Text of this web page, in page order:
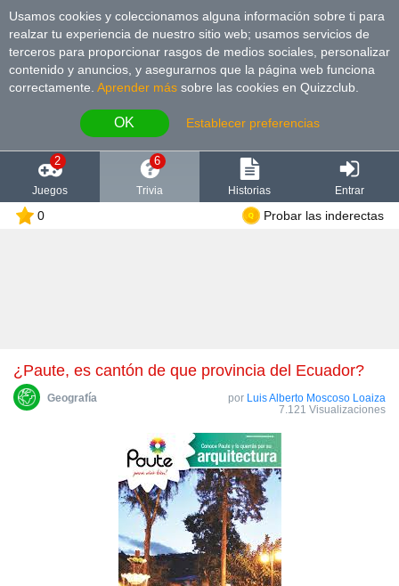
Usamos cookies y coleccionamos alguna información sobre ti para
realzar tu experiencia de nuestro sitio web; usamos servicios de
terceros para proporcionar rasgos de medios sociales, personalizar
contenido y anuncios, y asegurarnos que la página web funciona
correctamente. Aprender más sobre las cookies en Quizzclub.
OK Establecer preferencias
2
Juegos
6
Trivia Historias Entrar
0 Probar las inderectas
¿Paute, es cantón de que provincia del Ecuador?
Geografía por Luis Alberto Moscoso Loaiza
7.121 Visualizaciones